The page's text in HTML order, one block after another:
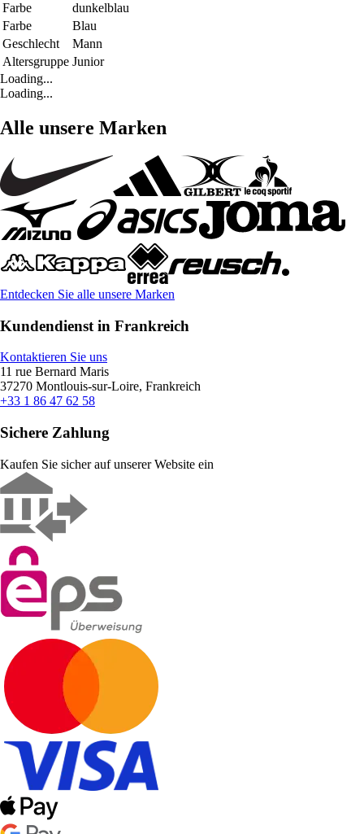
Farbe
dunkelblau
Farbe
Blau
Geschlecht
Mann
Altersgruppe Junior
Loading...
Loading...
Alle unsere Marken
Entdecken Sie alle unsere Marken
Kundendienst in Frankreich
Kontaktieren Sie uns
11 rue Bernard Maris
37270 Montlouis-sur-Loire, Frankreich
+33 1 86 47 62 58
Sichere Zahlung
Kaufen Sie sicher auf unserer Website ein